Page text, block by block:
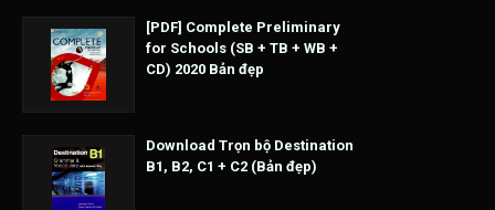
[PDF] Complete Preliminary
for Schools (SB + TB + WB +
CD) 2020 Bản đẹp
Download Trọn bộ Destination
B1, B2, C1 + C2 (Bản đẹp)